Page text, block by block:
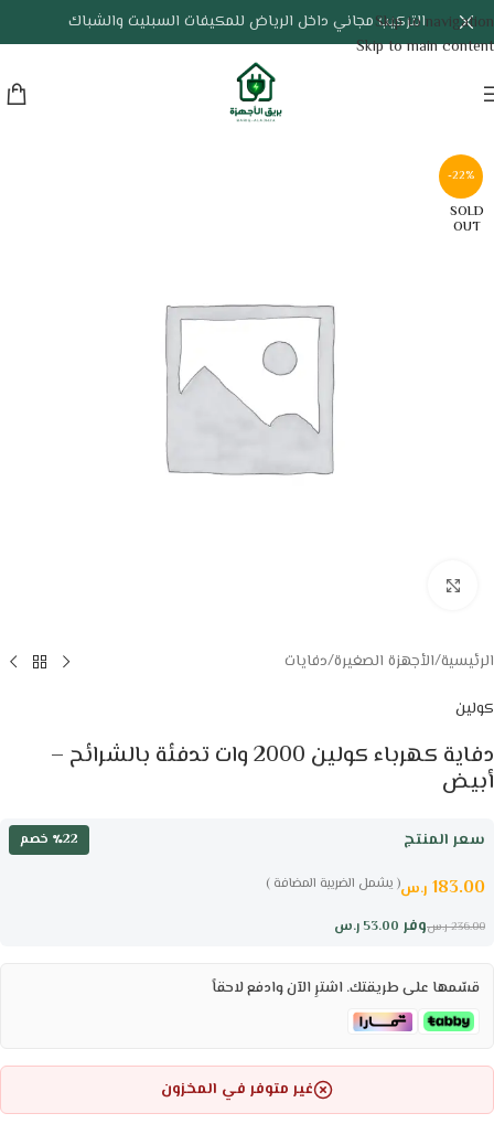
Skip to navigation
Skip to main content
التركيب مجاني داخل الرياض للمكيفات السبليت والشباك
-22%
SOLD
OUT
الرئيسية/الأجهزة الصغيرة/دفايات
كولين
دفاية كهرباء كولين 2000 وات تدفئة بالشرائح –
أبيض
سعر المنتج ٪22 خصم
( يشمل الضريبة المضافة ) 183.00 ر.س
وفر 53.00 ر.س 236.00 ر.س
قسّمها على طريقتك. اشترِ الآن وادفع لاحقاً
غير متوفر في المخزون